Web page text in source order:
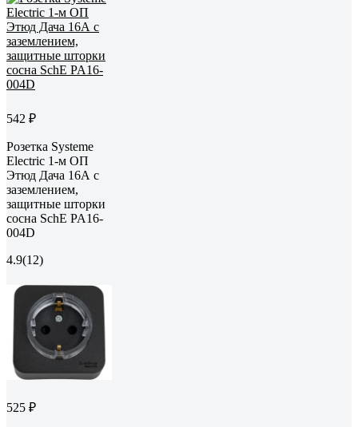
542 ₽
Розетка Systeme
Electric 1-м ОП
Этюд Дача 16А с
заземлением,
защитные шторки
сосна SchE PA16-
004D
4.9(12)
525 ₽